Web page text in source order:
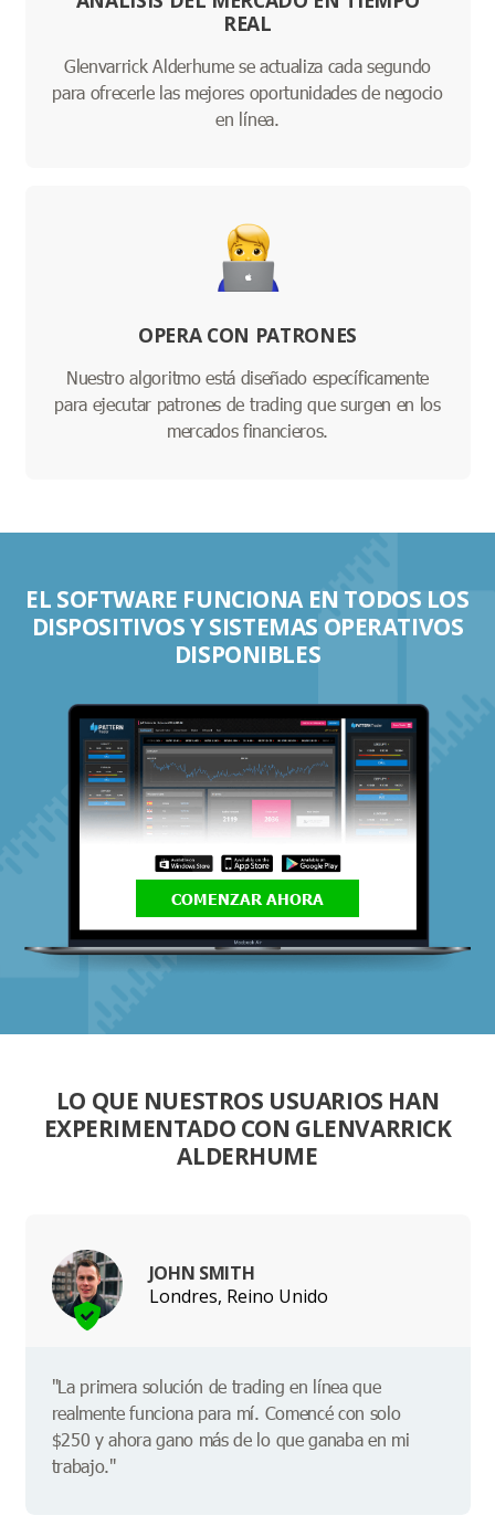
REAL
Glenvarrick Alderhume se actualiza cada segundo
para ofrecerle las mejores oportunidades de negocio
en línea.
OPERA CON PATRONES
Nuestro algoritmo está diseñado específicamente
para ejecutar patrones de trading que surgen en los
mercados financieros.
EL SOFTWARE FUNCIONA EN TODOS LOS
DISPOSITIVOS Y SISTEMAS OPERATIVOS
DISPONIBLES
COMENZAR AHORA
LO QUE NUESTROS USUARIOS HAN
EXPERIMENTADO CON GLENVARRICK
ALDERHUME
JOHN SMITH
Londres, Reino Unido
"La primera solución de trading en línea que
realmente funciona para mí. Comencé con solo
$250 y ahora gano más de lo que ganaba en mi
trabajo."